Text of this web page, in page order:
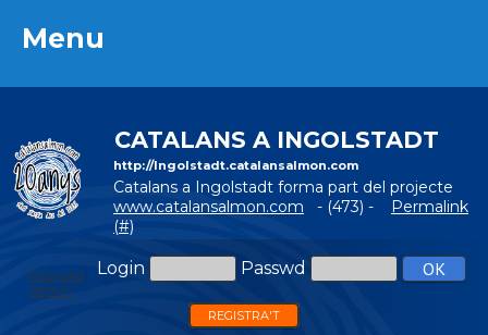
Menu
CATALANS A INGOLSTADT
http://Ingolstadt.catalansalmon.com
Catalans a Ingolstadt forma part del projecte
www.catalansalmon.com - (473) - Permalink
(#)
Login Passwd
Password
perdut?
REGISTRA'T
Menu